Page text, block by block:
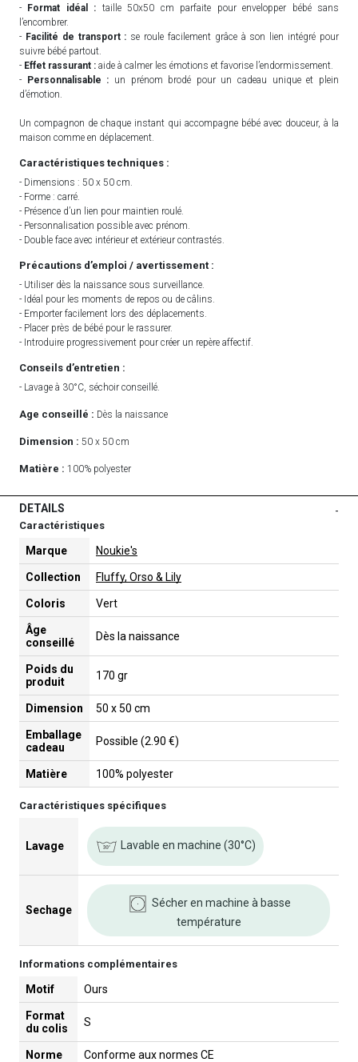
- Format idéal : taille 50x50 cm parfaite pour envelopper bébé sans
l’encombrer.
- Facilité de transport : se roule facilement grâce à son lien intégré pour
suivre bébé partout.
- Effet rassurant : aide à calmer les émotions et favorise l’endormissement.
- Personnalisable : un prénom brodé pour un cadeau unique et plein
d’émotion.
Un compagnon de chaque instant qui accompagne bébé avec douceur, à la
maison comme en déplacement.
Caractéristiques techniques :
- Dimensions : 50 x 50 cm.
- Forme : carré.
- Présence d’un lien pour maintien roulé.
- Personnalisation possible avec prénom.
- Double face avec intérieur et extérieur contrastés.
Précautions d’emploi / avertissement :
- Utiliser dès la naissance sous surveillance.
- Idéal pour les moments de repos ou de câlins.
- Emporter facilement lors des déplacements.
- Placer près de bébé pour le rassurer.
- Introduire progressivement pour créer un repère affectif.
Conseils d’entretien :
- Lavage à 30°C, séchoir conseillé.
Age conseillé : Dès la naissance
Dimension : 50 x 50 cm
Matière : 100% polyester
DETAILS -
Caractéristiques
Marque Noukie's
Collection Fluffy, Orso & Lily
Coloris Vert
Âge
conseillé
Dès la naissance
Poids du
produit
170 gr
Dimension 50 x 50 cm
Emballage
cadeau
Possible (2.90 €)
Matière 100% polyester
Caractéristiques spécifiques
Lavage Lavable en machine (30°C)
Sechage
Sécher en machine à basse
température
Informations complémentaires
Motif Ours
Format
du colis
S
Norme Conforme aux normes CE